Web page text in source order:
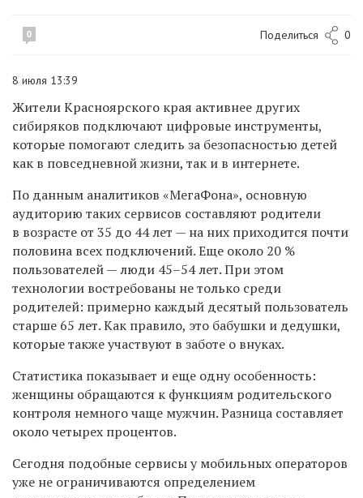
0 Поделиться 0
8 июля 13:39
Жители Красноярского края активнее других
сибиряков подключают цифровые инструменты,
которые помогают следить за безопасностью детей
как в повседневной жизни, так и в интернете.
По данным аналитиков «МегаФона», основную
аудиторию таких сервисов составляют родители
в возрасте от 35 до 44 лет — на них приходится почти
половина всех подключений. Еще около 20 %
пользователей — люди 45–54 лет. При этом
технологии востребованы не только среди
родителей: примерно каждый десятый пользователь
старше 65 лет. Как правило, это бабушки и дедушки,
которые также участвуют в заботе о внуках.
Статистика показывает и еще одну особенность:
женщины обращаются к функциям родительского
контроля немного чаще мужчин. Разница составляет
около четырех процентов.
Сегодня подобные сервисы у мобильных операторов
уже не ограничиваются определением